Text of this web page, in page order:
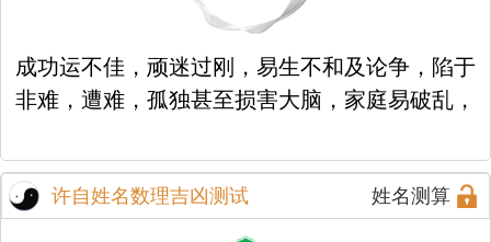
成功运不佳，顽迷过刚，易生不和及论争，陷于
非难，遭难，孤独甚至损害大脑，家庭易破乱，
许自姓名数理吉凶测试 姓名测算